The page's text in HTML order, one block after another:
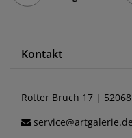
Kontakt
Rotter Bruch 17 |
service@artgalerie.de